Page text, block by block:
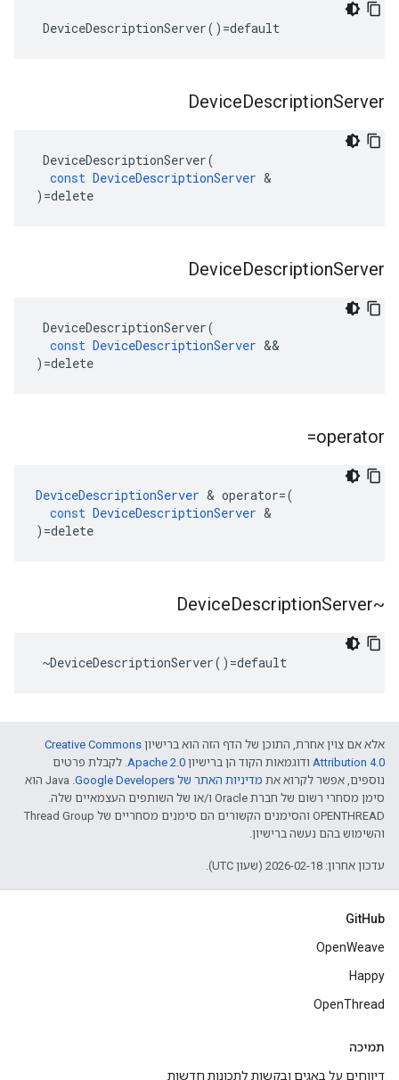
DeviceDescriptionServer()=default
DeviceDescriptionServer
DeviceDescriptionServer(
const DeviceDescriptionServer &
) =delete
DeviceDescriptionServer
DeviceDescriptionServer(
const DeviceDescriptionServer &&
) =delete
operator=
DeviceDescriptionServer & operator=(
const DeviceDescriptionServer &
) =delete
~Device
DescriptionServer
~DeviceDescriptionServer()=default
אלא אם צוין אחרת, התוכן של הדף הזה הוא ברישיון Creative Commons
Attribution 4.0‏ ודוגמאות הקוד הן ברישיון Apache 2.0‏. לקבלת פרטים
נוספים, אפשר לקרוא את מדיניות האתר של Google Developers‏
.‏ Java הוא
סימן מסחרי רשום של חברת Oracle ו/או של השותפים העצמאיים שלה.
‫OPENTHREAD והסימנים הקשורים הם סימנים מסחריים של Thread Group
והשימוש בהם נעשה ברישיון.
עדכון אחרון: 2026-02-18 (שעון UTC).
GitHub
OpenWeave
Happy
OpenThread
תמיכה
דיווחים על באגים ובקשות לתכונות חדשות